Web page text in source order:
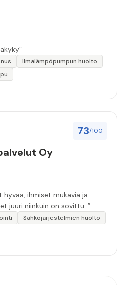
Ilmalämpöpumpun huolto
73/100
Oy
ihmiset mukavia ja
juuri niinkuin on sovittu. ”
Sähköjärjestelmien huolto